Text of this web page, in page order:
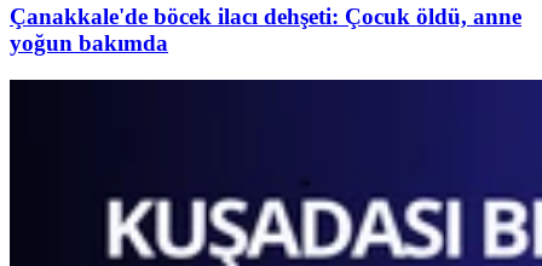
Çanakkale'de böcek ilacı dehşeti: Çocuk öldü, anne
yoğun bakımda